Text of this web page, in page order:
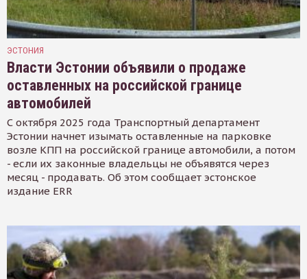
ЭСТОНИЯ
Власти Эстонии объявили о продаже
оставленных на российской границе
автомобилей
С октября 2025 года Транспортный департамент
Эстонии начнет изымать оставленные на парковке
возле КПП на российской границе автомобили, а потом
- если их законные владельцы не объявятся через
месяц - продавать. Об этом сообщает эстонское
издание ERR